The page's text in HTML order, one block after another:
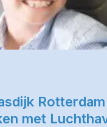
met